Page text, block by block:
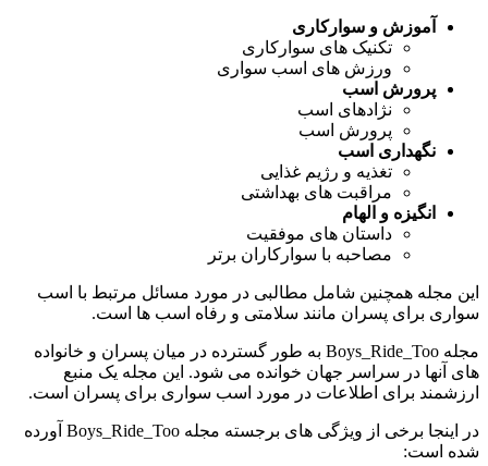
آموزش و سوارکاری
تکنیک های سوارکاری
ورزش های اسب سواری
پرورش اسب
نژادهای اسب
پرورش اسب
نگهداری اسب
تغذیه و رژیم غذایی
مراقبت های بهداشتی
انگیزه و الهام
داستان های موفقیت
مصاحبه با سوارکاران برتر
این مجله همچنین شامل مطالبی در مورد مسائل مرتبط با اسب
سواری برای پسران مانند سلامتی و رفاه اسب ها است.
مجله Boys_Ride_Too به طور گسترده در میان پسران و خانواده
های آنها در سراسر جهان خوانده می شود. این مجله یک منبع
ارزشمند برای اطلاعات در مورد اسب سواری برای پسران است.
در اینجا برخی از ویژگی های برجسته مجله Boys_Ride_Too آورده
شده است: